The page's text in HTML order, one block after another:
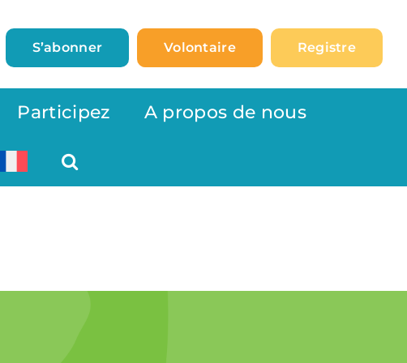
S’abonner Volontaire Registre
Participez A propos de nous